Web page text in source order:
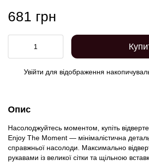
681 грн
Увійти для відображення
Опис
Насолоджуйтесь моментом, купіть
Enjoy The Moment — мінімалістична
справжньої насолоди. Максимально
рукавами із великої сітки та щільною